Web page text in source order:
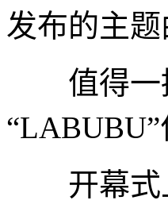
发布的主题
值得一提
开幕式上